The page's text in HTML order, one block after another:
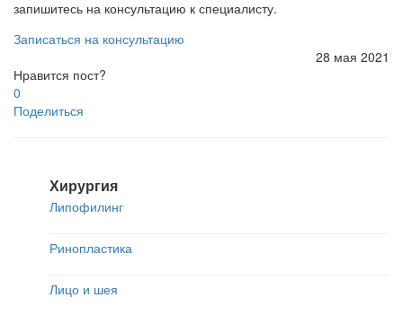
запишитесь на консультацию к специалисту.
Записаться на консультацию
28 мая 2021
Нравится пост?
0
Поделиться
Хирургия
Липофилинг
Ринопластика
Лицо и шея